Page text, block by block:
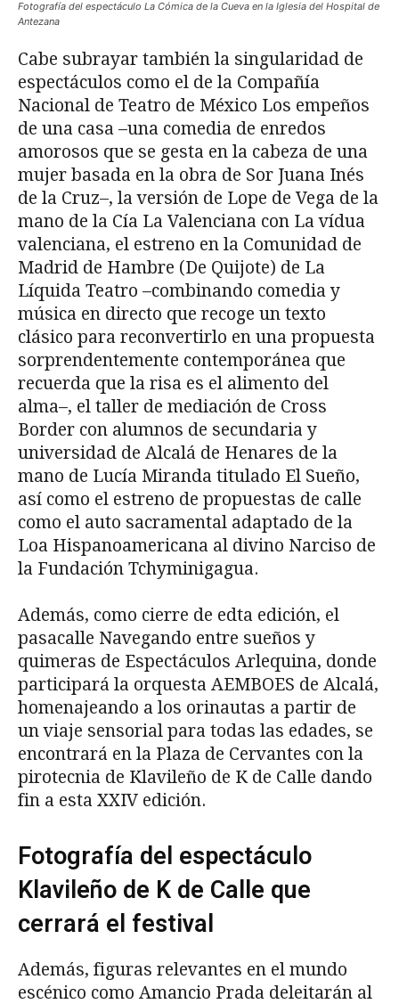
Fotografía del espectáculo La Cómica de la Cueva en la Iglesia del Hospital de
Antezana
Cabe subrayar también la singularidad de
espectáculos como el de la Compañía
Nacional de Teatro de México Los empeños
de una casa –una comedia de enredos
amorosos que se gesta en la cabeza de una
mujer basada en la obra de Sor Juana Inés
de la Cruz–, la versión de Lope de Vega de la
mano de la Cía La Valenciana con La vídua
valenciana, el estreno en la Comunidad de
Madrid de Hambre (De Quijote) de La
Líquida Teatro –combinando comedia y
música en directo que recoge un texto
clásico para reconvertirlo en una propuesta
sorprendentemente contemporánea que
recuerda que la risa es el alimento del
alma–, el taller de mediación de Cross
Border con alumnos de secundaria y
universidad de Alcalá de Henares de la
mano de Lucía Miranda titulado El Sueño,
así como el estreno de propuestas de calle
como el auto sacramental adaptado de la
Loa Hispanoamericana al divino Narciso de
la Fundación Tchyminigagua.
Además, como cierre de edta edición, el
pasacalle Navegando entre sueños y
quimeras de Espectáculos Arlequina, donde
participará la orquesta AEMBOES de Alcalá,
homenajeando a los orinautas a partir de
un viaje sensorial para todas las edades, se
encontrará en la Plaza de Cervantes con la
pirotecnia de Klavileño de K de Calle dando
fin a esta XXIV edición.
Fotografía del espectáculo
Klavileño de K de Calle que
cerrará el festival
Además, figuras relevantes en el mundo
escénico como Amancio Prada deleitarán al